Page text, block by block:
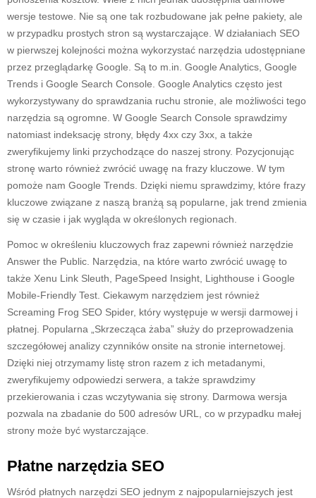
wersje testowe. Nie są one tak rozbudowane jak pełne pakiety, ale
w przypadku prostych stron są wystarczające. W działaniach SEO
w pierwszej kolejności można wykorzystać narzędzia udostępniane
przez przeglądarkę Google. Są to m.in. Google Analytics, Google
Trends i Google Search Console. Google Analytics często jest
wykorzystywany do sprawdzania ruchu stronie, ale możliwości tego
narzędzia są ogromne. W Google Search Console sprawdzimy
natomiast indeksację strony, błędy 4xx czy 3xx, a także
zweryfikujemy linki przychodzące do naszej strony. Pozycjonując
stronę warto również zwrócić uwagę na frazy kluczowe. W tym
pomoże nam Google Trends. Dzięki niemu sprawdzimy, które frazy
kluczowe związane z naszą branżą są popularne, jak trend zmienia
się w czasie i jak wygląda w określonych regionach.
Pomoc w określeniu kluczowych fraz zapewni również narzędzie
Answer the Public. Narzędzia, na które warto zwrócić uwagę to
także Xenu Link Sleuth, PageSpeed Insight, Lighthouse i Google
Mobile-Friendly Test. Ciekawym narzędziem jest również
Screaming Frog SEO Spider, który występuje w wersji darmowej i
płatnej. Popularna „Skrzecząca żaba” służy do przeprowadzenia
szczegółowej analizy czynników onsite na stronie internetowej.
Dzięki niej otrzymamy listę stron razem z ich metadanymi,
zweryfikujemy odpowiedzi serwera, a także sprawdzimy
przekierowania i czas wczytywania się strony. Darmowa wersja
pozwala na zbadanie do 500 adresów URL, co w przypadku małej
strony może być wystarczające.
Płatne narzędzia SEO
Wśród płatnych narzędzi SEO jednym z najpopularniejszych jest